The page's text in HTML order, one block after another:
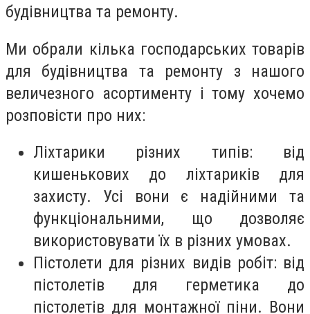
будівництва та ремонту.
Ми обрали кілька господарських товарів
для будівництва та ремонту з нашого
величезного асортименту і тому хочемо
розповісти про них:
Ліхтарики різних типів: від
кишенькових до ліхтариків для
захисту. Усі вони є надійними та
функціональними, що дозволяє
використовувати їх в різних умовах.
Пістолети для різних видів робіт: від
пістолетів для герметика до
пістолетів для монтажної піни. Вони